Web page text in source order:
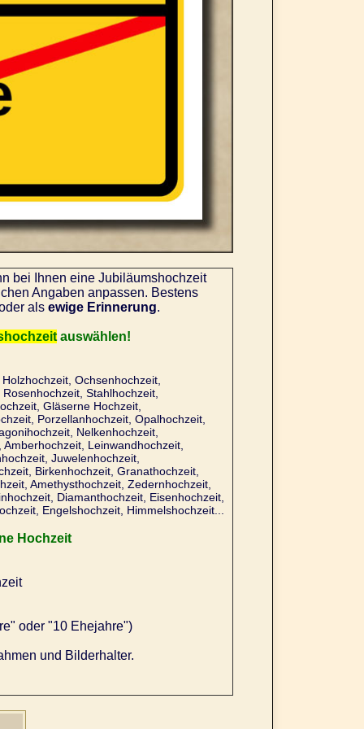
bei Ihnen eine Jubiläumshochzeit
Angaben anpassen. Bestens
als ewige Erinnerung.
auswählen!
Ochsenhochzeit,
Stahlhochzeit,
Gläserne Hochzeit,
Porzellanhochzeit, Opalhochzeit,
Nelkenhochzeit,
Leinwandhochzeit,
Juwelenhochzeit,
Birkenhochzeit, Granathochzeit,
Amethysthochzeit, Zedernhochzeit,
Diamanthochzeit, Eisenhochzeit,
Engelshochzeit, Himmelshochzeit...
Hochzeit
oder "10 Ehejahre")
und Bilderhalter.